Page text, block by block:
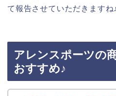
て報告させていただきますね
アレンスポーツの
おすすめ♪